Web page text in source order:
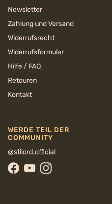
Newsletter
Zahlung und Versand
Widerrufsrecht
Widerrufsformular
Hilfe / FAQ
Retouren
Kontakt
WERDE TEIL DER
COMMUNITY
@stilord.official
Facebook
YouTubeInstagram